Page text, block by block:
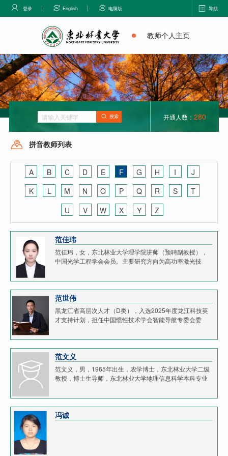
登录 English 电脑版 导航
教师个人主页
搜索 开通人数： 280
拼音教师列表
A B C D E F G H I
J
K
L M N O P Q R S
T
U
V W X Y Z
范佳玮
范佳玮，女，东北林业大学理学院讲师（预聘副教授），
中国光学工程学会会员。主要研究方向为高功率激光技
SCI论文20余篇，以第一作者或学生第一作者发表SCI论...
范世伟
黑龙江省高层次人才（D类），入选2025年度龙江科技英
才支持计划，担任中国惯性技术学会智能导航专委会委
台导航工程技术研究中心学术委员，长期从事船舶与水下...
范文义
范文义，男，1965年出生，农学博士，东北林业大学二级
教授，博士生导师，东北林业大学地理信息科学本科专业
龙江省师德先进个人，国务院政府特殊津贴获得者，...
冯诚